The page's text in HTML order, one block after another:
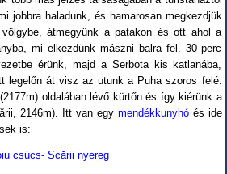
jobbra haladunk, és hamarosan megkezdjük
átmegyünk a patakon és ott ahol a
mi elkezdünk mászni balra fel. 30 perc
érünk, majd a Serbota kis katlanába,
legelőn át visz az utunk a Puha szoros felé.
oldalában lévő kürtőn és így kiérünk a
2146m). Itt van egy mendékkunyhóés ide
is:
csúcs- Scării nyereg